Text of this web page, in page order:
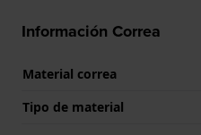
Información Correa
Material correa
Tipo de material